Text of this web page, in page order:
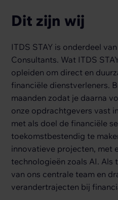
Dit zijn wij
ITDS STAY is onderdeel
Consultants. Wat ITDS
opleiden om direct en
financiële dienstverleners.
maanden zodat je daarna
onze opdrachtgevers vast
met als doel de financiële
toekomstbestendig te
innovatieve projecten, met
technologieën zoals AI. Als
van ons centrale team en
verandertrajecten bij